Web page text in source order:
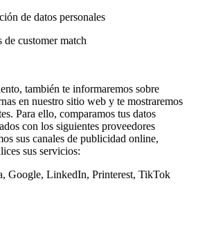
de datos personales
customer match
también te informaremos sobre
en nuestro sitio web y te mostraremos
Para ello, comparamos tus datos
con los siguientes proveedores
sus canales de publicidad online,
sus servicios:
Google, LinkedIn, Printerest, TikTok